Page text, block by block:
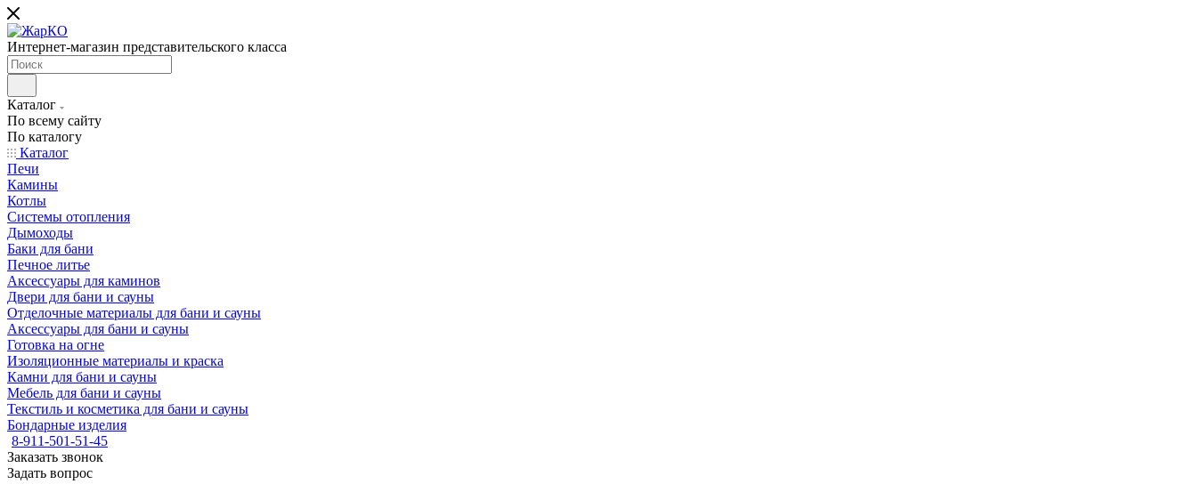
Интернет-магазин представительского класса
Каталог
По всему сайту
По каталогу
Каталог
Печи
Камины
Котлы
Системы отопления
Дымоходы
Баки для бани
Печное литье
Аксессуары для каминов
Двери для бани и сауны
Отделочные материалы для бани и сауны
Аксессуары для бани и сауны
Готовка на огне
Изоляционные материалы и краска
Камни для бани и сауны
Мебель для бани и сауны
Текстиль и косметика для бани и сауны
Бондарные изделия
8-911-501-51-45
Заказать звонок
Задать вопрос